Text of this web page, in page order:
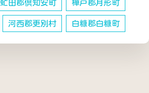
虻田郡倶知安町 樺戸郡月形町
河西郡更別村 白糠郡白糠町